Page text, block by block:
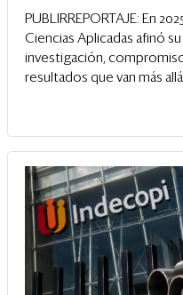
PUBLIRREPORTAJE: En
Ciencias Aplicadas afinó
investigación,
resultados que van más